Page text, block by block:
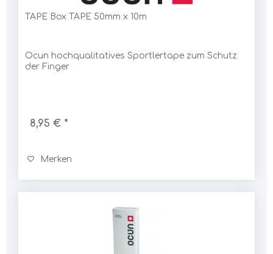
TAPE Box TAPE 50mm x 10m
Ocun hochqualitatives Sportlertape zum Schutz
der Finger
8,95 € *
Merken